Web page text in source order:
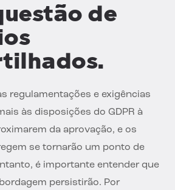
de
regulamentações e exigências
às disposições do GDPR à
da aprovação, e os
se tornarão um ponto de
é importante entender que
persistirão. Por